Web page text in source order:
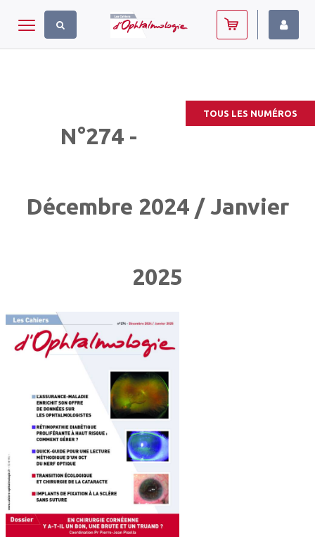
Toggle navigation
TOUS LES NUMÉROS
N°274 -
Décembre 2024 / Janvier
2025
Panneau de gestion des cookies